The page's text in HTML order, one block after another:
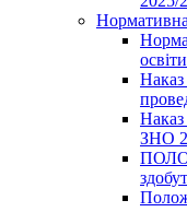
ЗНО